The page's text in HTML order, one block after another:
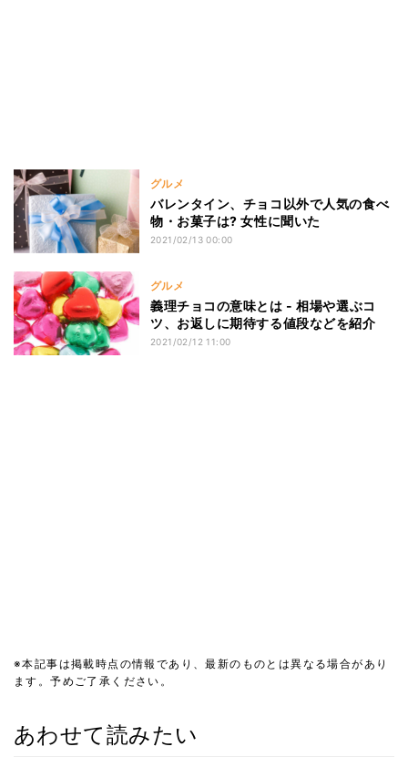
グルメ
バレンタイン、チョコ以外で人気の食べ
物・お菓子は? 女性に聞いた
2021/02/13 00:00
グルメ
義理チョコの意味とは - 相場や選ぶコ
ツ、お返しに期待する値段などを紹介
2021/02/12 11:00
※本記事は掲載時点の情報であり、最新のものとは異なる場合があり
ます。予めご了承ください。
あわせて読みたい